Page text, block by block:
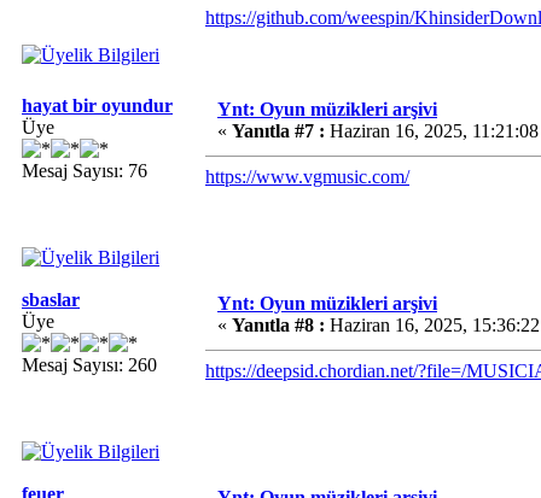
https://github.com/weespin/
hayat bir oyundur
Üye
Mesaj Sayısı: 76
Ynt: Oyun müzikleri arşivi
« Yanıtla #7 : Haziran 16, 2025,
https://www.vgmusic.com/
sbaslar
Üye
Mesaj Sayısı: 260
Ynt: Oyun müzikleri arşivi
« Yanıtla #8 : Haziran 16, 2025,
https://deepsid.chordian.net/?file=/
feuer